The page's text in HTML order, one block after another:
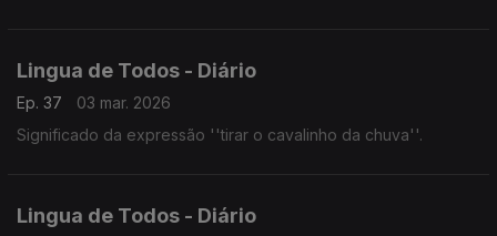
Lingua de Todos - Diário
Ep. 37
03 mar. 2026
Significado da expressão ''tirar o cavalinho da chuva''.
Lingua de Todos - Diário